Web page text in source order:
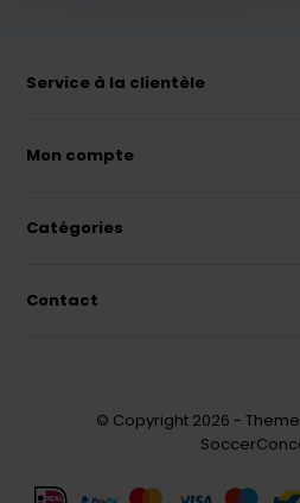
Service à la clientèle
Mon compte
Catégories
Contact
© Copyright 2026 -